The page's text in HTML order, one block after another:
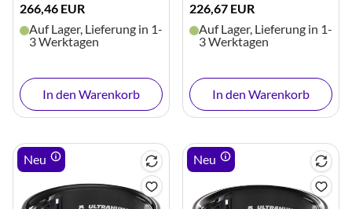
266,46 EUR
Auf Lager, Lieferung in 1-
3 Werktagen
In den Warenkorb
226,67 EUR
Auf Lager, Lieferung in 1-
3 Werktagen
In den Warenkorb
Neu Neu